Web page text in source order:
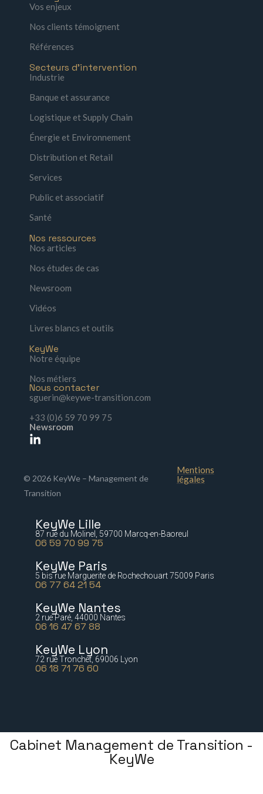
Vos enjeux
Nos clients témoignent
Références
Secteurs d'intervention
Industrie
Banque et assurance
Logistique et Supply Chain
Énergie et Environnement
Distribution et Retail
Services
Public et associatif
Santé
Nos ressources
Nos articles
Nos études de cas
Newsroom
Vidéos
Livres blancs et outils
KeyWe
Notre équipe
Nos métiers
Nous contacter
sguerin@keywe-transition.com
+33 (0)6 59 70 99 75
Newsroom
© 2026 KeyWe – Management de
Transition
Mentions
légales
KeyWe Lille
87 rue du Molinel, 59700 Marcq-en-Baoreul
06 59 70 99 75
KeyWe Paris
5 bis rue Marguerite de Rochechouart 75009 Paris
06 77 64 21 54
KeyWe Nantes
2 rue Paré, 44000 Nantes
06 16 47 67 88
KeyWe Lyon
72 rue Tronchet, 69006 Lyon
06 18 71 76 60
Cabinet Management de Transition -
KeyWe